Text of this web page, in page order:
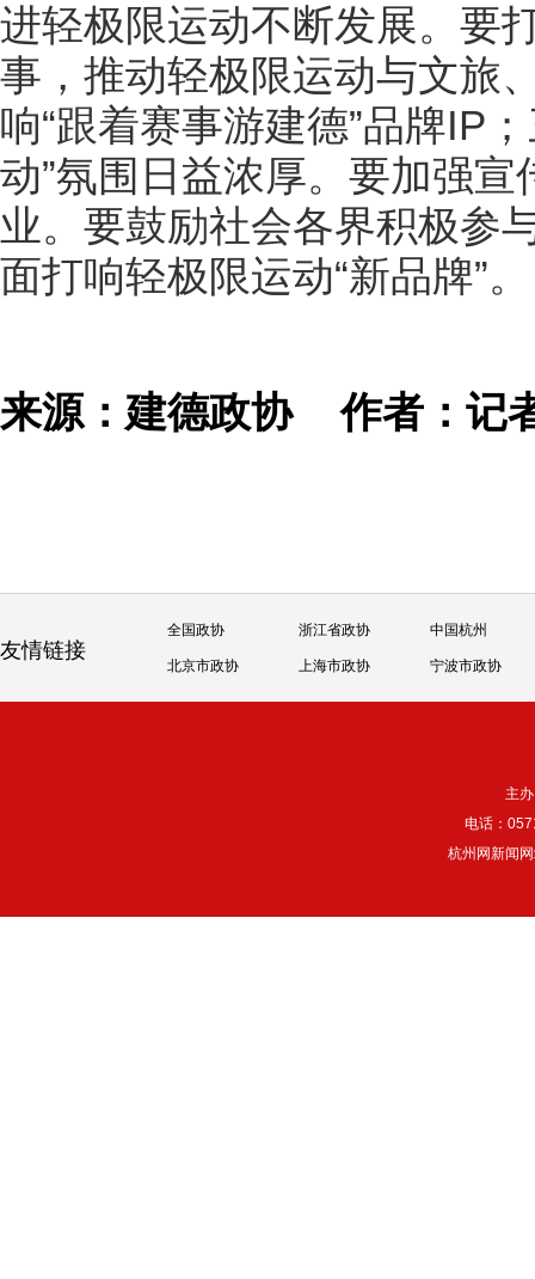
进轻极限运动不断发展。要
事，推动轻极限运动与文旅
响“跟着赛事游建德”品牌IP
动”氛围日益浓厚。要加强
业。要鼓励社会各界积极参
面打响轻极限运动“新品牌”。
来源：建德政协作者：记
友情链接
全国政协 浙江省政协 中国杭州
北京市政协 上海市政协 宁波市政协
主
电话：
杭州网新闻